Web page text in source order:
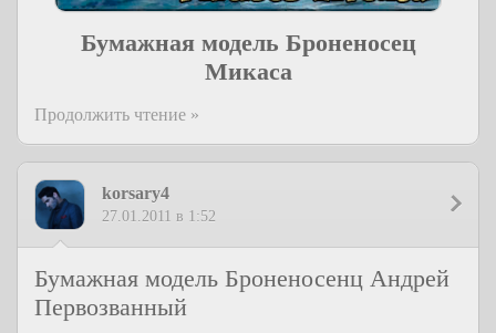
Бумажная модель Броненосец
Микаса
Продолжить чтение »
korsary4
27.01.2011 в 1:52
Бумажная модель Броненосенц Андрей
Первозванный